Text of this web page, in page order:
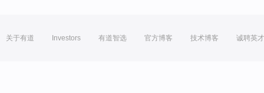
关于有道 Investors 有道智选 官方博客 技术博客 诚聘英才